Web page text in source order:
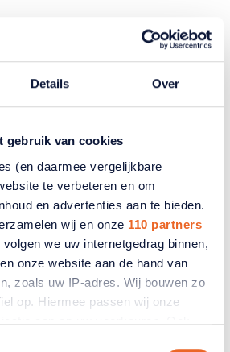
Details Over
gebruik van cookies
(en daarmee vergelijkbare
te verbeteren en om
en advertenties aan te bieden.
wij en onze 110 partners
we uw internetgedrag binnen,
onze website aan de hand van
zoals uw IP-adres. Wij bouwen zo
op. Hiermee passen wij onze
aan op uw voorkeuren. Ook
noodzakelijk. Maar veiligheid
digitale uitsluiting. Het is de
digitale samenleving voor
haar verantwoordelijkheid. In
andere belangenorganisaties
gesprek met banken en
we dit onder de aandacht bij
is juist nu al nodig, niet
zich gaan melden dat
doen.